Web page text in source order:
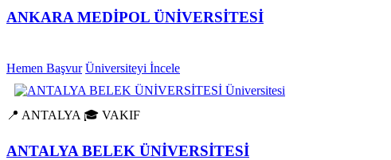
ANKARA MEDİPOL ÜNİVERSİTESİ
Hemen Başvur Üniversiteyi İncele
📍 ANTALYA 🎓 VAKIF
ANTALYA BELEK ÜNİVERSİTESİ